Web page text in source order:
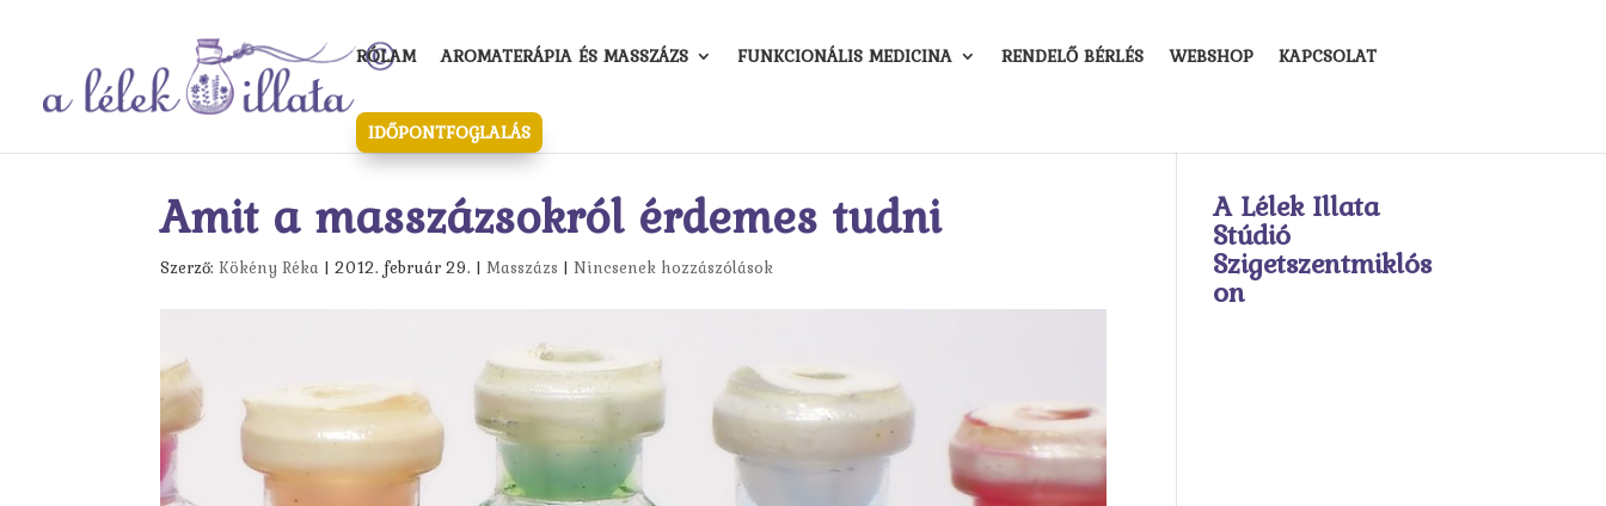
RÓLAM AROMATERÁPIA ÉS MASSZÁZS FUNKCIONÁLIS MEDICINA RENDELŐ BÉRLÉS WEBSHOP KAPCSOLAT
IDŐPONTFOGLALÁS
Amit a masszázsokról érdemes tudni
Szerző:Kökény Réka |2012. február 29. |Masszázs | Nincsenek hozzászólások
A Lélek Illata
Stúdió
Szigetszentmiklós
on